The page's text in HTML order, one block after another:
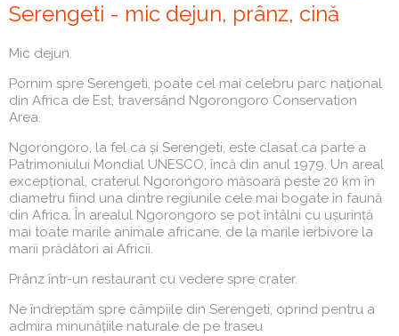
Serengeti - mic dejun, prânz, cină
Mic dejun.
Pornim spre Serengeti, poate cel mai celebru parc național
din Africa de Est, traversând Ngorongoro Conservation
Area.
Ngorongoro, la fel ca și Serengeti, este clasat ca parte a
Patrimoniului Mondial UNESCO, încă din anul 1979. Un areal
excepțional, craterul Ngorongoro măsoară peste 20 km în
diametru fiind una dintre regiunile cele mai bogate în faună
din Africa. În arealul Ngorongoro se pot întâlni cu ușurință
mai toate marile animale africane, de la marile ierbivore la
marii prădători ai Africii.
Prânz într-un restaurant cu vedere spre crater.
Ne îndreptăm spre câmpiile din Serengeti, oprind pentru a
admira minunățiile naturale de pe traseu